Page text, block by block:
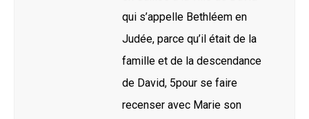
qui s’appelle Bethléem en
Judée, parce qu’il était de la
famille et de la descendance
de David, 5pour se faire
recenser avec Marie son